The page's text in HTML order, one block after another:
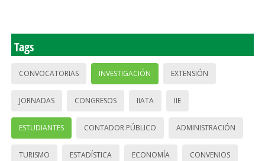
Tags
CONVOCATORIAS INVESTIGACIÓN EXTENSIÓN
JORNADAS CONGRESOS IIATA IIE
ESTUDIANTES CONTADOR PÚBLICO ADMINISTRACIÓN
TURISMO ESTADÍSTICA ECONOMÍA CONVENIOS